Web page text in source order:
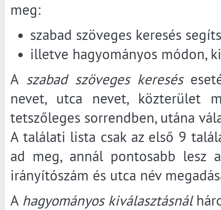
meg:
szabad szöveges keresés
illetve hagyományos módon,
A szabad szöveges keresés
nevet, utca nevet, közterület
tetszőleges sorrendben, utána
A találati lista csak az első 9
ad meg, annál pontosabb lesz
irányítószám és utca név
A hagyományos kiválasztásnál